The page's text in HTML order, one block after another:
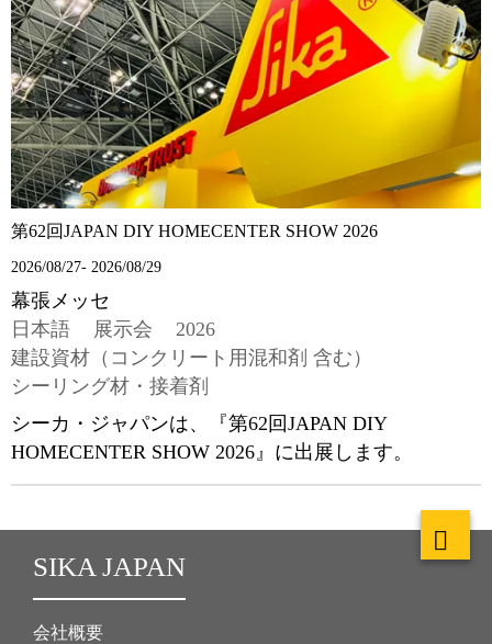
第62回JAPAN DIY HOMECENTER SHOW 2026
2026/08/27- 2026/08/29
幕張メッセ
日本語
展示会
2026
建設資材（コンクリート用混和剤 含む）
シーリング材・接着剤
シーカ・ジャパンは、『第62回JAPAN DIY
HOMECENTER SHOW 2026』に出展します。
SIKA JAPAN
会社概要